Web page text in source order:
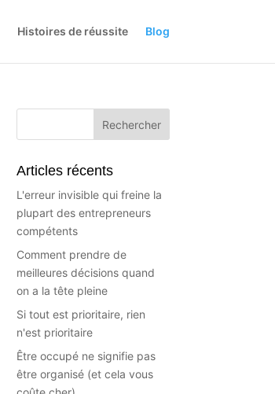
Histoires de réussite Blog
Articles récents
L'erreur invisible qui freine la
plupart des entrepreneurs
compétents
Comment prendre de
meilleures décisions quand
on a la tête pleine
Si tout est prioritaire, rien
n'est prioritaire
Être occupé ne signifie pas
être organisé (et cela vous